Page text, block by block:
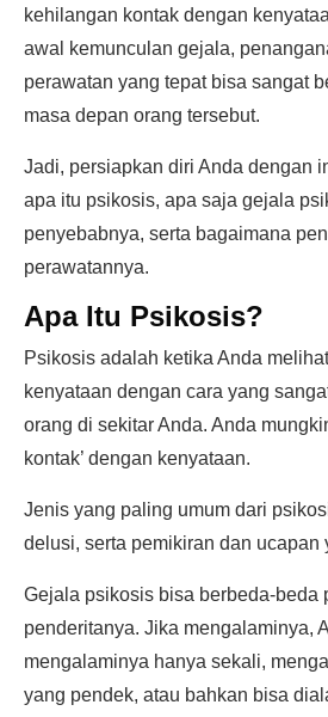
kehilangan kontak dengan
awal kemunculan gejala,
perawatan yang tepat bisa sangat
masa depan orang tersebut.
Jadi, persiapkan diri Anda dengan
apa itu psikosis, apa saja gejala
penyebabnya, serta bagaimana
perawatannya.
Apa Itu Psikosis?
Psikosis adalah ketika Anda
kenyataan dengan cara yang
orang di sekitar Anda. Anda
kontak’ dengan kenyataan.
Jenis yang paling umum dari
delusi, serta pemikiran dan ucapan
Gejala psikosis bisa berbeda-beda
penderitanya. Jika mengalaminya,
mengalaminya hanya sekali,
yang pendek, atau bahkan bisa